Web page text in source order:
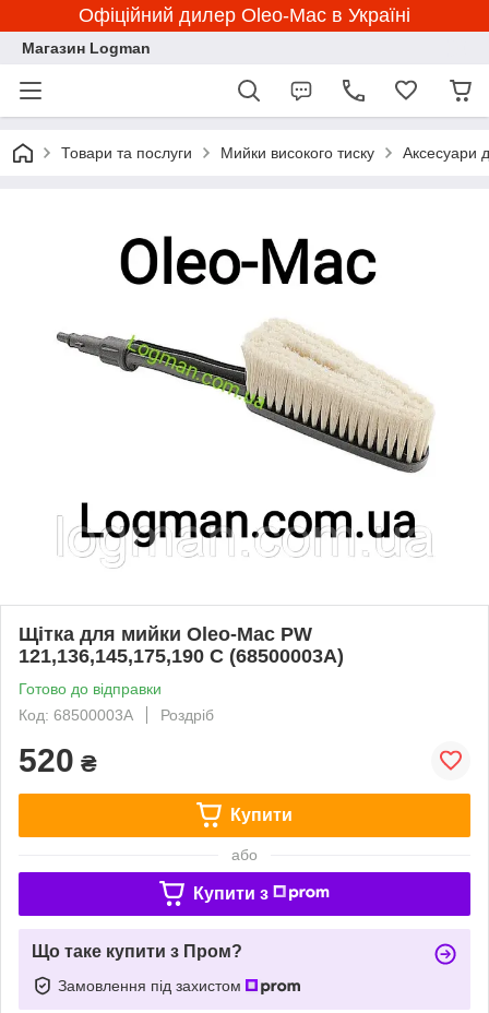
Офіційний дилер Oleo-Mac в Україні
Магазин Logman
Товари та послуги Мийки високого тиску Аксесуари
Щітка для мийки Oleo-Mac PW
121,136,145,175,190 C (68500003A)
Готово до відправки
Код: 68500003A
Роздріб
520 ₴
Купити
або
Купити з
Що таке купити з Пром?
Замовлення під захистом